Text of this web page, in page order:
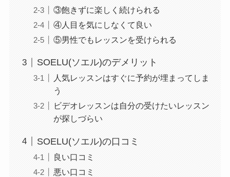
③飽きずに楽しく続けられる
④人目を気にしなくて良い
⑤男性でもレッスンを受けられる
SOELU(ソエル)のデメリット
人気レッスンはすぐに予約が埋まってしま
う
ビデオレッスンは自分の受けたいレッスン
が探しづらい
SOELU(ソエル)の口コミ
良い口コミ
悪い口コミ